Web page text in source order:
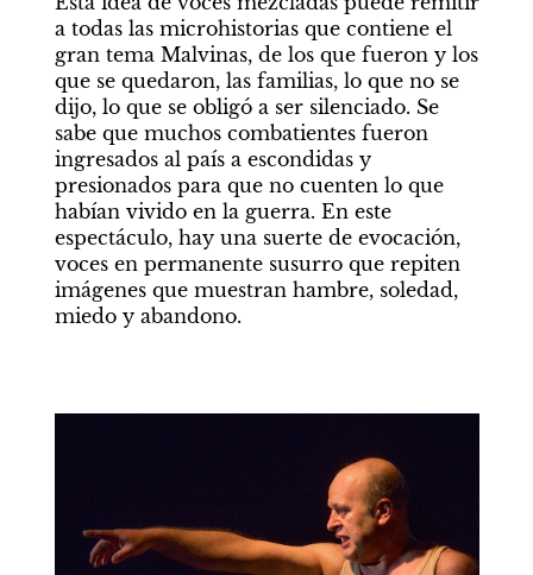
a todas las microhistorias que contiene el
gran tema Malvinas, de los que fueron y los
que se quedaron, las familias, lo que no se
dijo, lo que se obligó a ser silenciado. Se
sabe que muchos combatientes fueron
ingresados al país a escondidas y
presionados para que no cuenten lo que
habían vivido en la guerra. En este
espectáculo, hay una suerte de evocación,
voces en permanente susurro que repiten
imágenes que muestran hambre, soledad,
miedo y abandono.